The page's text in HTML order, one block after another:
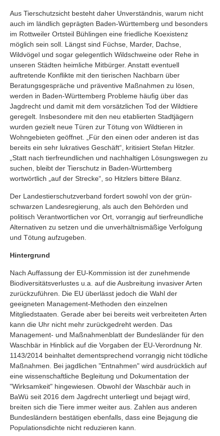
Aus Tierschutzsicht besteht daher Unverständnis, warum nicht
auch im ländlich geprägten Baden-Württemberg und besonders
im Rottweiler Ortsteil Bühlingen eine friedliche Koexistenz
möglich sein soll. Längst sind Füchse, Marder, Dachse,
Wildvögel und sogar gelegentlich Wildschweine oder Rehe in
unseren Städten heimliche Mitbürger. Anstatt eventuell
auftretende Konflikte mit den tierischen Nachbarn über
Beratungsgespräche und präventive Maßnahmen zu lösen,
werden in Baden-Württemberg Probleme häufig über das
Jagdrecht und damit mit dem vorsätzlichen Tod der Wildtiere
geregelt. Insbesondere mit den neu etablierten Stadtjägern
wurden gezielt neue Türen zur Tötung von Wildtieren in
Wohngebieten geöffnet. „Für den einen oder anderen ist das
bereits ein sehr lukratives Geschäft“, kritisiert Stefan Hitzler.
„Statt nach tierfreundlichen und nachhaltigen Lösungswegen zu
suchen, bleibt der Tierschutz in Baden-Württemberg
wortwörtlich „auf der Strecke“, so Hitzlers bittere Bilanz.
Der Landestierschutzverband fordert sowohl von der grün-
schwarzen Landesregierung, als auch den Behörden und
politisch Verantwortlichen vor Ort, vorrangig auf tierfreundliche
Alternativen zu setzen und die unverhältnismäßige Verfolgung
und Tötung aufzugeben.
Hintergrund
Nach Auffassung der EU-Kommission ist der zunehmende
Biodiversitätsverlustes u.a. auf die Ausbreitung invasiver Arten
zurückzuführen. Die EU überlässt jedoch die Wahl der
geeigneten Management-Methoden den einzelnen
Mitgliedstaaten. Gerade aber bei bereits weit verbreiteten Arten
kann die Uhr nicht mehr zurückgedreht werden. Das
Management- und Maßnahmenblatt der Bundesländer für den
Waschbär in Hinblick auf die Vorgaben der EU-Verordnung Nr.
1143/2014 beinhaltet dementsprechend vorrangig nicht tödliche
Maßnahmen. Bei jagdlichen "Entnahmen" wird ausdrücklich auf
eine wissenschaftliche Begleitung und Dokumentation der
"Wirksamkeit" hingewiesen. Obwohl der Waschbär auch in
BaWü seit 2016 dem Jagdrecht unterliegt und bejagt wird,
breiten sich die Tiere immer weiter aus. Zahlen aus anderen
Bundesländern bestätigen ebenfalls, dass eine Bejagung die
Populationsdichte nicht reduzieren kann.